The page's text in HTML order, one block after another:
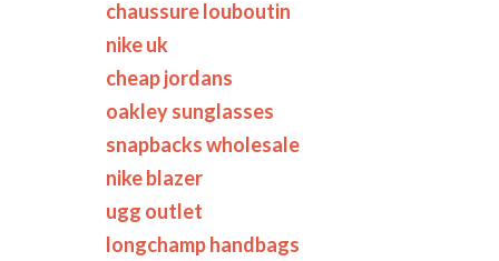
chaussure louboutin
nike uk
cheap jordans
oakley sunglasses
snapbacks wholesale
nike blazer
ugg outlet
longchamp handbags